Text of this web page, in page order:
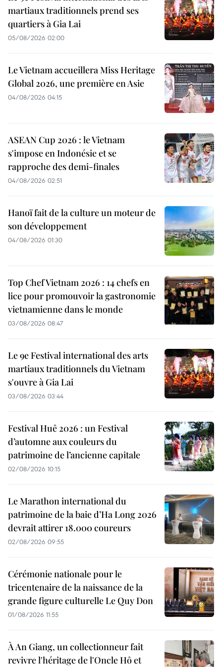
martiaux traditionnels prend ses
quartiers à Gia Lai
05/08/2026 02:00
Le Vietnam accueillera Miss Heritage
Global 2026, une première en Asie
04/08/2026 04:15
ASEAN Cup 2026 : le Vietnam
s'impose en Indonésie et se
rapproche des demi-finales
04/08/2026 02:51
Hanoï fait de la culture un moteur de
son développement
04/08/2026 01:30
Top Chef Vietnam 2026 : 14 chefs en
lice pour promouvoir la gastronomie
vietnamienne dans le monde
03/08/2026 08:47
Le 9e Festival international des arts
martiaux traditionnels du Vietnam
s'ouvre à Gia Lai
03/08/2026 03:44
Festival Huê 2026 : un Festival
d’automne aux couleurs du
patrimoine de l’ancienne capitale
02/08/2026 10:15
Le Marathon international du
patrimoine de la baie d’Ha Long 2026
devrait attirer 18.000 coureurs
02/08/2026 09:55
Cérémonie nationale pour le
tricentenaire de la naissance de la
grande figure culturelle Le Quy Don
01/08/2026 11:55
À An Giang, un collectionneur fait
revivre l'héritage de l'Oncle Hô et